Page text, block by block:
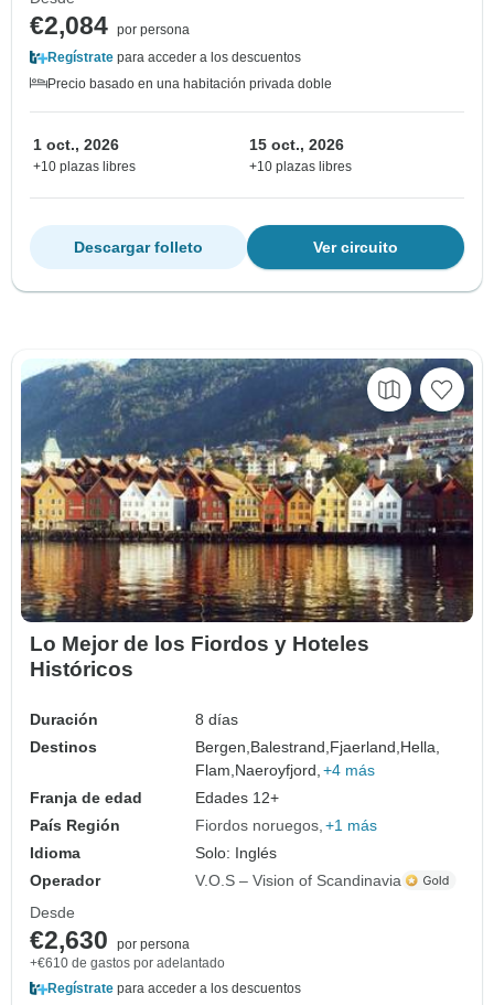
€2,084 por persona
Regístrate para acceder a los descuentos
Precio basado en una habitación privada doble
1 oct., 2026
+10 plazas libres
15 oct., 2026
+10 plazas libres
Ver circuito
Descargar folleto
Lo Mejor de los Fiordos y Hoteles
Históricos
Duración
8 días
Destinos
Bergen, Balestrand, Fjaerland, Hella,
Flam, Naeroyfjord, +4 más
Franja de edad
Edades 12+
País Región
Fiordos noruegos +1 más
Idioma
Solo: Inglés
Operador
V.O.S – Vision of Scandinavia
Desde
€2,630
por persona
+€610 de gastos por adelantado
Regístrate para acceder a los descuentos